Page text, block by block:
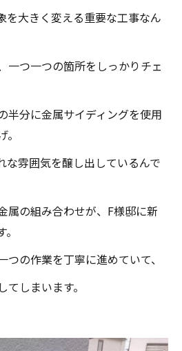
を大きく変える重要な工事なん
一つ一つの箇所をしっかりチェ
半分に金属サイディングを使用
な雰囲気を醸し出しているんで
属の組み合わせが、F様邸に新
の作業を丁寧に進めていて、
しまいます。